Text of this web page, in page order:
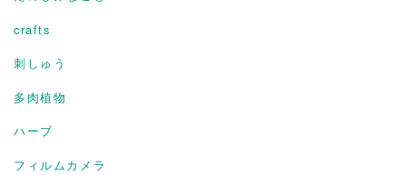
crafts
刺しゅう
多肉植物
ハーブ
フィルムカメラ